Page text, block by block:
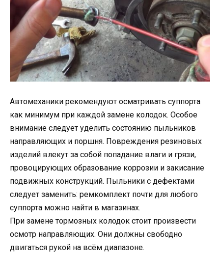
Автомеханики рекомендуют осматривать суппорта
как минимум при каждой замене колодок. Особое
внимание следует уделить состоянию пыльников
направляющих и поршня. Повреждения резиновых
изделий влекут за собой попадание влаги и грязи,
провоцирующих образование коррозии и закисание
подвижных конструкций. Пыльники с дефектами
следует заменить: ремкомплект почти для любого
суппорта можно найти в магазинах.
При замене тормозных колодок стоит произвести
осмотр направляющих. Они должны свободно
двигаться рукой на всём диапазоне.